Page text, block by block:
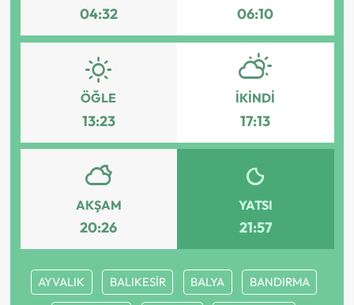
04:32 06:10
ÖĞLE
13:23
İKINDI
17:13
AKŞAM
20:26
YATSI
21:57
AYVALIK BALIKESİR BALYA BANDIRMA